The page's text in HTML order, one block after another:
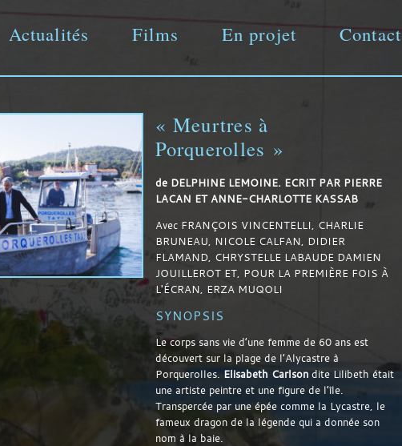
Actualités Films En projet Contact
« Meurtres à
Porquerolles »
de DELPHINE LEMOINE. ECRIT PAR PIERRE
LACAN ET ANNE-CHARLOTTE KASSAB
Avec FRANÇOIS VINCENTELLI, CHARLIE
BRUNEAU, NICOLE CALFAN, DIDIER
FLAMAND, CHRYSTELLE LABAUDE DAMIEN
JOUILLEROT ET, POUR LA PREMIÈRE FOIS À
L'ÉCRAN, ERZA MUQOLI
SYNOPSIS
Le corps sans vie d’une femme de 60 ans est
découvert sur la plage de l’Alycastre à
Porquerolles. Elisabeth Carlsondite Lilibeth était
une artiste peintre et une figure de l’île.
Transpercée par une épée comme la Lycastre, le
fameux dragon de la légende qui a donnée son
nom à la baie.